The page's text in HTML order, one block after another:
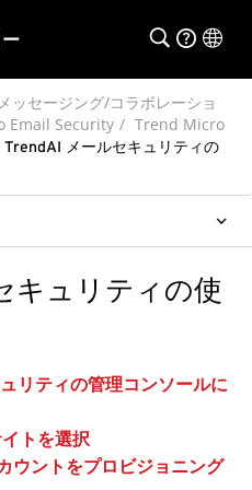
メッセージング/コラボレーショ
Email Security
Trend Micro
TrendAI メールセキュリティの
キュリティの使
リティの管理コンソールに
トを選択
ウントをプロビジョニング